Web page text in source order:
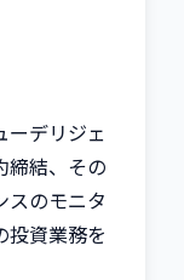
ーデリジェ
締結、その
スのモニタ
投資業務を